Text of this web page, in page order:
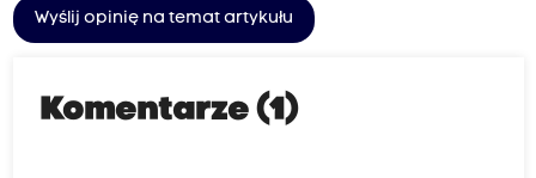
Wyślij opinię na temat artykułu
Komentarze (1)